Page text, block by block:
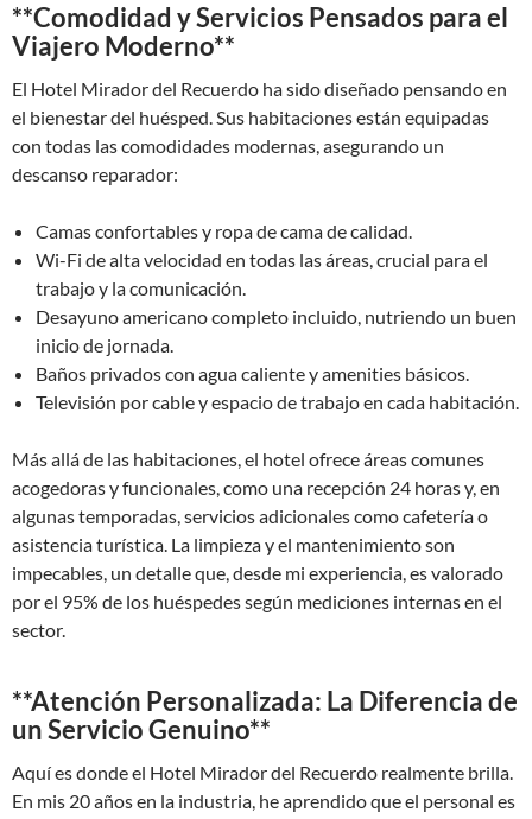
**Comodidad y Servicios Pensados para el
Viajero Moderno**
El Hotel Mirador del Recuerdo ha sido diseñado pensando en
el bienestar del huésped. Sus habitaciones están equipadas
con todas las comodidades modernas, asegurando un
descanso reparador:
Camas confortables y ropa de cama de calidad.
Wi-Fi de alta velocidad en todas las áreas, crucial para el
trabajo y la comunicación.
Desayuno americano completo incluido, nutriendo un buen
inicio de jornada.
Baños privados con agua caliente y amenities básicos.
Televisión por cable y espacio de trabajo en cada habitación.
Más allá de las habitaciones, el hotel ofrece áreas comunes
acogedoras y funcionales, como una recepción 24 horas y, en
algunas temporadas, servicios adicionales como cafetería o
asistencia turística. La limpieza y el mantenimiento son
impecables, un detalle que, desde mi experiencia, es valorado
por el 95% de los huéspedes según mediciones internas en el
sector.
**Atención Personalizada: La Diferencia de
un Servicio Genuino**
Aquí es donde el Hotel Mirador del Recuerdo realmente brilla.
En mis 20 años en la industria, he aprendido que el personal es